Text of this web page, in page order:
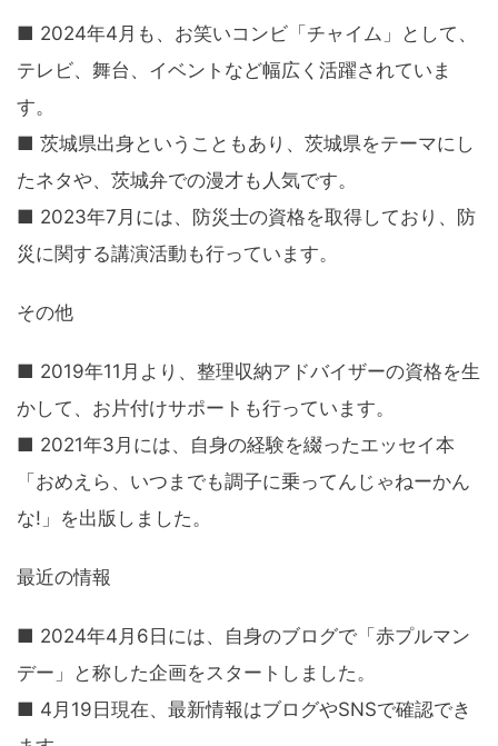
■ 2024年4月も、お笑いコンビ「チャイム」として、
テレビ、舞台、イベントなど幅広く活躍されていま
す。
■ 茨城県出身ということもあり、茨城県をテーマにし
たネタや、茨城弁での漫才も人気です。
■ 2023年7月には、防災士の資格を取得しており、防
災に関する講演活動も行っています。
その他
■ 2019年11月より、整理収納アドバイザーの資格を生
かして、お片付けサポートも行っています。
■ 2021年3月には、自身の経験を綴ったエッセイ本
「おめえら、いつまでも調子に乗ってんじゃねーかん
な!」を出版しました。
最近の情報
■ 2024年4月6日には、自身のブログで「赤プルマン
デー」と称した企画をスタートしました。
■ 4月19日現在、最新情報はブログやSNSで確認でき